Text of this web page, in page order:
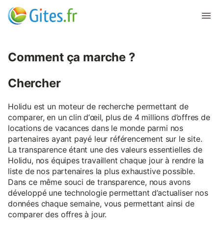
Comment ça marche ?
Chercher
Holidu est un moteur de recherche permettant de
comparer, en un clin d’œil, plus de 4 millions d’offres de
locations de vacances dans le monde parmi nos
partenaires ayant payé leur référencement sur le site.
La transparence étant une des valeurs essentielles de
Holidu, nos équipes travaillent chaque jour à rendre la
liste de nos partenaires la plus exhaustive possible.
Dans ce même souci de transparence, nous avons
développé une technologie permettant d’actualiser nos
données chaque semaine, vous permettant ainsi de
comparer des offres à jour.